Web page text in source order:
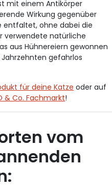
mit einem Antikörper
Wirkung gegenüber
entfaltet, ohne dabei die
verwendete natürliche
aus Hühnereiern gewonnen
gefahrlos
für deine Katze oder auf
& Co. Fachmarkt!
vom